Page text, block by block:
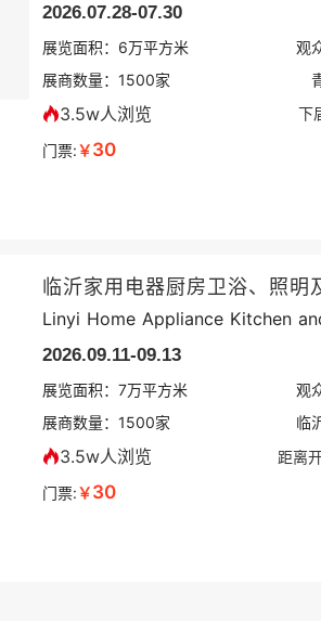
2026.07.28-07.30
展览面积： 6万平方米 观
展商数量： 1500家
3.5w人浏览
下
门票:￥30
Linyi Home Appliance Kitchen
2026.09.11-09.13
展览面积： 7万平方米 观
展商数量： 1500家 临
3.5w人浏览 距离
门票:￥30